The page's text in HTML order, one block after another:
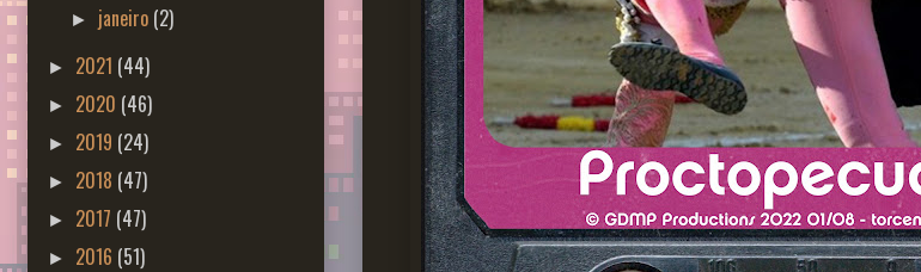
► janeiro (2)
► 2021 (44)
► 2020 (46)
► 2019 (24)
► 2018 (47)
► 2017 (47)
► 2016 (51)